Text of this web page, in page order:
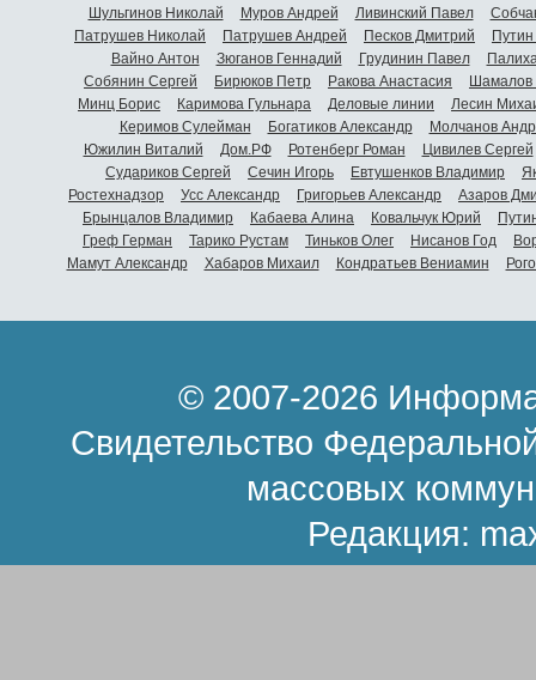
Шульгинов Николай
Муров Андрей Ливинский Павел
Патрушев Николай
Патрушев Андрей Песков Дмитрий
Вайно Антон
Зюганов Геннадий Грудинин Павел
Собянин Сергей
Бирюков Петр Ракова Анастасия
Шамалов
Минц Борис
Каримова Гульнара Деловые линии
Лесин
Керимов Сулейман
Богатиков Александр
Молчанов
Южилин Виталий
Дом.РФ Ротенберг Роман
Цивилев Сергей
Судариков Сергей
Сечин Игорь Евтушенков Владимир
Ростехнадзор
Усс Александр Григорьев Александр
Азаров
Брынцалов Владимир
Кабаева Алина Ковальчук Юрий
Греф Герман
Тарико Рустам Тиньков Олег Нисанов Год
Мамут Александр
Хабаров Михаил Кондратьев Вениамин
© 2007-2026
Свидетельство
массовых
Редакция: